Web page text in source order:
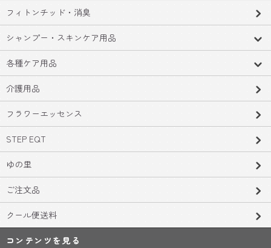
フィトンチッド・消臭
シャンプー・スキンケア用品
各種ケア用品
介護用品
フラワーエッセンス
STEP EQT
ゆの里
ご注文品
クール便送料
コンテンツを見る